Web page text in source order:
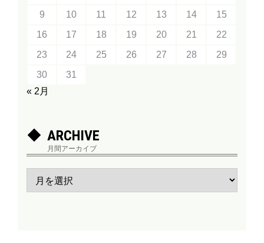
9
10 11 12 13 14
15
16
17 18 19 20 21
22
23
24 25 26 27 28
29
30
31
« 2月
ARCHIVE
月間アーカイブ